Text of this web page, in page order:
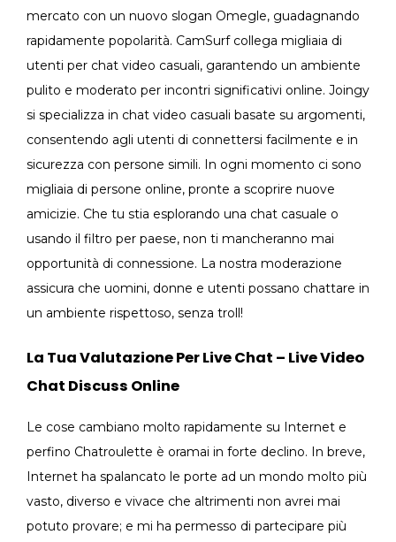
mercato con un nuovo slogan Omegle, guadagnando
rapidamente popolarità. CamSurf collega migliaia di
utenti per chat video casuali, garantendo un ambiente
pulito e moderato per incontri significativi online. Joingy
si specializza in chat video casuali basate su argomenti,
consentendo agli utenti di connettersi facilmente e in
sicurezza con persone simili. In ogni momento ci sono
migliaia di persone online, pronte a scoprire nuove
amicizie. Che tu stia esplorando una chat casuale o
usando il filtro per paese, non ti mancheranno mai
opportunità di connessione. La nostra moderazione
assicura che uomini, donne e utenti possano chattare in
un ambiente rispettoso, senza troll!
La Tua Valutazione Per Live Chat – Live Video
Chat Discuss Online
Le cose cambiano molto rapidamente su Internet e
perfino Chatroulette è oramai in forte declino. In breve,
Internet ha spalancato le porte ad un mondo molto più
vasto, diverso e vivace che altrimenti non avrei mai
potuto provare; e mi ha permesso di partecipare più